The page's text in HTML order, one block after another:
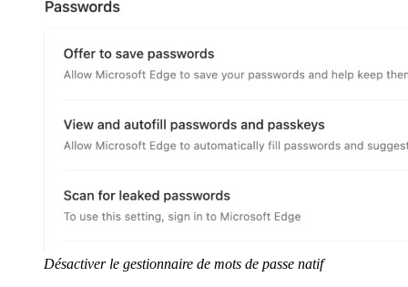
Désactiver le gestionnaire de mots de passe natif